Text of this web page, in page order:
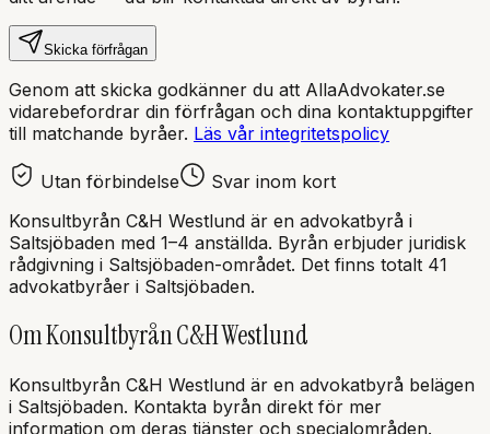
Skicka förfrågan
Genom att skicka godkänner du att AllaAdvokater.se
vidarebefordrar din förfrågan och dina kontaktuppgifter
till matchande byråer. Läs vår integritetspolicy
Utan förbindelse
Svar inom kort
Konsultbyrån C&H Westlund är en advokatbyrå i
Saltsjöbaden med 1–4 anställda. Byrån erbjuder juridisk
rådgivning i Saltsjöbaden-området. Det finns totalt 41
advokatbyråer i Saltsjöbaden.
OmKonsultbyrån C&H Westlund
Konsultbyrån C&H Westlund är en advokatbyrå belägen
i Saltsjöbaden. Kontakta byrån direkt för mer
information om deras tjänster och specialområden.